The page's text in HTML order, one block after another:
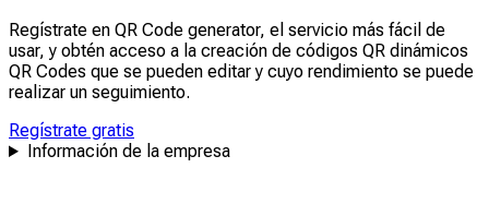
Regístrate en QR Code generator, el servicio más fácil de
usar, y obtén acceso a la creación de códigos QR dinámicos
QR Codes que se pueden editary cuyo rendimiento se puede
realizar un seguimiento.
Regístrate gratis
Información de la empresa